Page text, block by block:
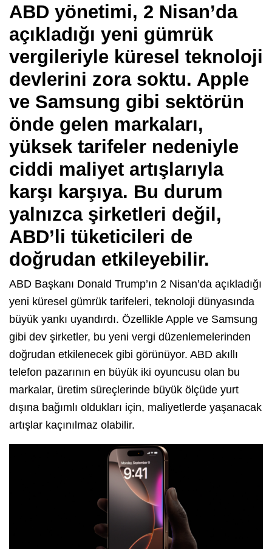
ABD yönetimi, 2 Nisan’da
açıkladığı yeni gümrük
vergileriyle küresel teknoloji
devlerini zora soktu. Apple
ve Samsung gibi sektörün
önde gelen markaları,
yüksek tarifeler nedeniyle
ciddi maliyet artışlarıyla
karşı karşıya. Bu durum
yalnızca şirketleri değil,
ABD’li tüketicileri de
doğrudan etkileyebilir.
ABD Başkanı Donald Trump’ın 2 Nisan’da açıkladığı
yeni küresel gümrük tarifeleri, teknoloji dünyasında
büyük yankı uyandırdı. Özellikle Apple ve Samsung
gibi dev şirketler, bu yeni vergi düzenlemelerinden
doğrudan etkilenecek gibi görünüyor. ABD akıllı
telefon pazarının en büyük iki oyuncusu olan bu
markalar, üretim süreçlerinde büyük ölçüde yurt
dışına bağımlı oldukları için, maliyetlerde yaşanacak
artışlar kaçınılmaz olabilir.